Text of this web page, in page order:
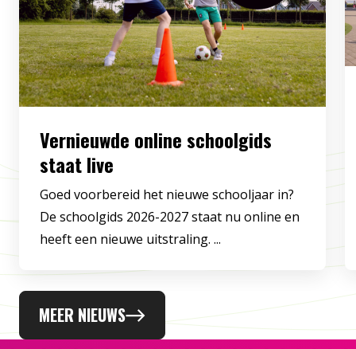
Vernieuwde online schoolgids
staat live
Goed voorbereid het nieuwe schooljaar in?
De schoolgids 2026-2027 staat nu online en
heeft een nieuwe uitstraling. ...
MEER NIEUWS